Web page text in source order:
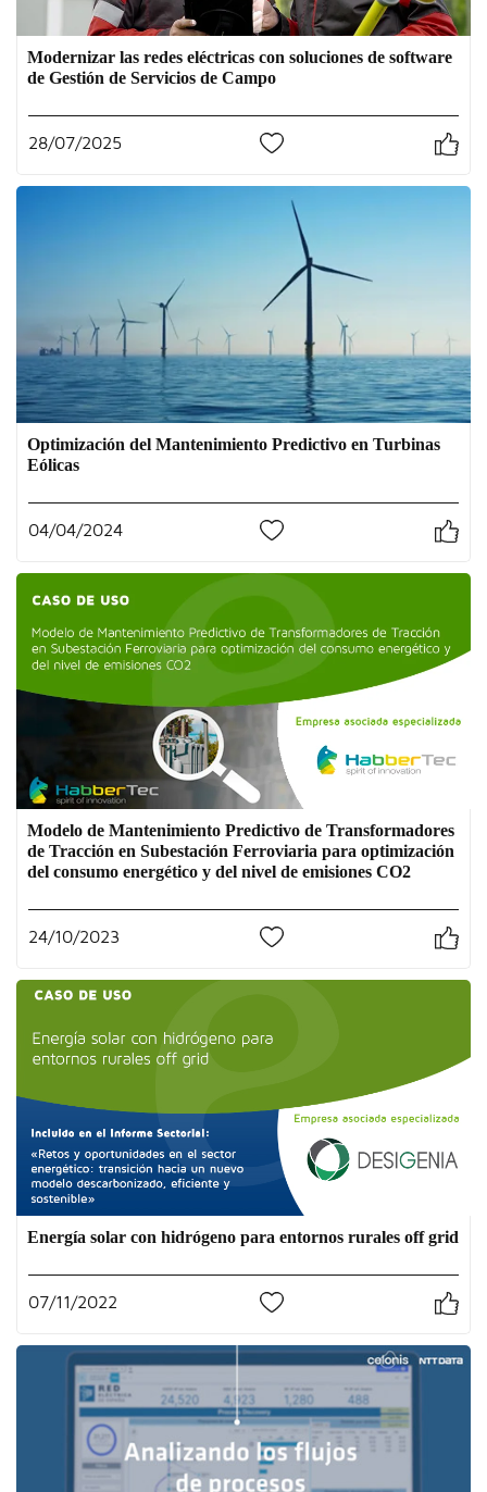
Modernizar las redes eléctricas con soluciones de software
de Gestión de Servicios de Campo
28/07/2025
Optimización del Mantenimiento Predictivo en Turbinas
Eólicas
04/04/2024
Modelo de Mantenimiento Predictivo de Transformadores
de Tracción en Subestación Ferroviaria para optimización
del consumo energético y del nivel de emisiones CO2
24/10/2023
Energía solar con hidrógeno para entornos rurales off grid
07/11/2022